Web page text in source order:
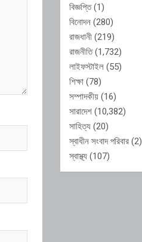
বিজ্ঞপ্তি(1)
বিনোদন (280)
রাজধানী (219)
রাজনীতি(1,732)
লাইফস্টাইল (55)
শিক্ষা (78)
সম্পাদকীয় (16)
সারাদেশ (10,382)
সাহিত্য (20)
স্বাধীন সংবাদ পরিবার (2)
স্বাস্থ্য (107)